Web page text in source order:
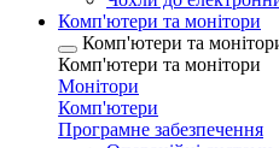
Комп'ютери та монітори
Комп'ютери та
Комп'ютери та монітори
Монітори
Комп'ютери
Програмне забезпечення